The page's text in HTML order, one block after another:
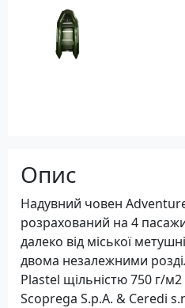
Опис
Надувний човен
розрахований на 4
далеко від міської
двома незалежними
Plastel щільністю 750 г/
Scoprega S.p.A. & Ceredi